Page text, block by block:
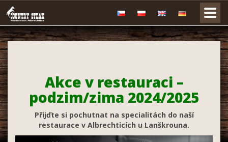
Akce v restauraci –
podzim/zima 2024/2025
Přijďte si pochutnat na specialitách do naší
restaurace v Albrechticích u Lanškrouna.